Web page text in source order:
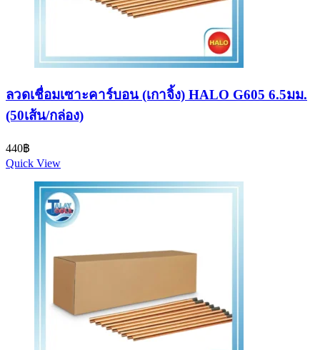
ลวดเชื่อมเซาะคาร์บอน (เกาจิ้ง) HALO G605 6.5มม.
(50เส้น/กล่อง)
440฿
Quick View